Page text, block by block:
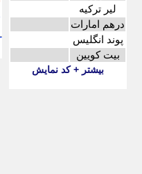
لیر ترکیه
درهم امارات
پوند انگلیس
بیت کویین
بیشتر + کد نمایش